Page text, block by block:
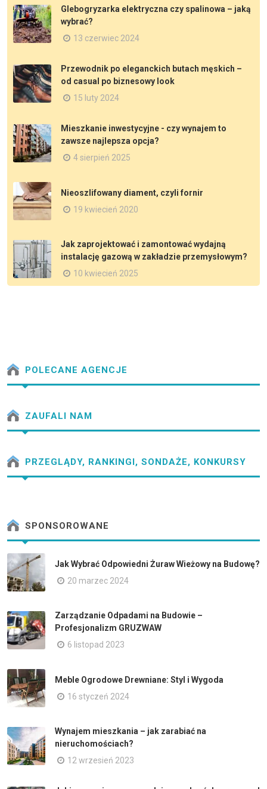
Glebogryzarka elektryczna czy spalinowa – jaką
wybrać?
13 czerwiec 2024
Przewodnik po eleganckich butach męskich –
od casual po biznesowy look
15 luty 2024
Mieszkanie inwestycyjne - czy wynajem to
zawsze najlepsza opcja?
4 sierpień 2025
Nieoszlifowany diament, czyli fornir
19 kwiecień 2020
Jak zaprojektować i zamontować wydajną
instalację gazową w zakładzie przemysłowym?
10 kwiecień 2025
POLECANE AGENCJE
ZAUFALI NAM
PRZEGLĄDY, RANKINGI, SONDAŻE, KONKURSY
SPONSOROWANE
Jak Wybrać Odpowiedni Żuraw Wieżowy na Budowę?
20 marzec 2024
Zarządzanie Odpadami na Budowie –
Profesjonalizm GRUZWAW
6 listopad 2023
Meble Ogrodowe Drewniane: Styl i Wygoda
16 styczeń 2024
Wynajem mieszkania – jak zarabiać na
nieruchomościach?
12 wrzesień 2023